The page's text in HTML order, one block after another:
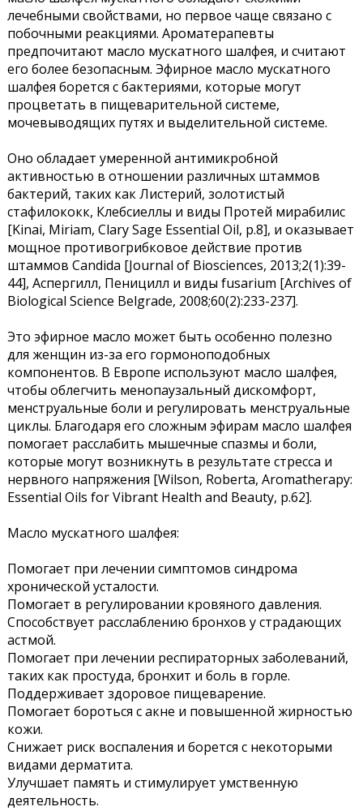
лечебными свойствами, но первое чаще связано с
побочными реакциями. Ароматерапевты
предпочитают масло мускатного шалфея, и считают
его более безопасным. Эфирное масло мускатного
шалфея борется с бактериями, которые могут
процветать в пищеварительной системе,
мочевыводящих путях и выделительной системе.
Оно обладает умеренной антимикробной
активностью в отношении различных штаммов
бактерий, таких как Листерий, золотистый
стафилококк, Клебсиеллы и виды Протей мирабилис
[Kinai, Miriam, Clary Sage Essential Oil, p.8], и оказывает
мощное противогрибковое действие против
штаммов Candida [Journal of Biosciences, 2013;2(1):39-
44], Аспергилл, Пеницилл и виды fusarium [Archives of
Biological Science Belgrade, 2008;60(2):233-237].
Это эфирное масло может быть особенно полезно
для женщин из-за его гормоноподобных
компонентов. В Европе используют масло шалфея,
чтобы облегчить менопаузальный дискомфорт,
менструальные боли и регулировать менструальные
циклы. Благодаря его сложным эфирам масло шалфея
помогает расслабить мышечные спазмы и боли,
которые могут возникнуть в результате стресса и
нервного напряжения [Wilson, Roberta, Aromatherapy:
Essential Oils for Vibrant Health and Beauty, p.62].
Масло мускатного шалфея:
Помогает при лечении симптомов синдрома
хронической усталости.
Помогает в регулировании кровяного давления.
Способствует расслаблению бронхов у страдающих
астмой.
Помогает при лечении респираторных заболеваний,
таких как простуда, бронхит и боль в горле.
Поддерживает здоровое пищеварение.
Помогает бороться с акне и повышенной жирностью
кожи.
Снижает риск воспаления и борется с некоторыми
видами дерматита.
Улучшает память и стимулирует умственную
деятельность.